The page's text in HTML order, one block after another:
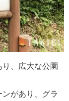
、広大な公園
があり、グラ